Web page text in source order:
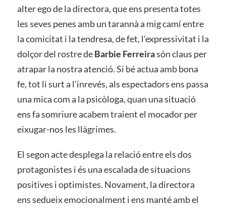
alter ego de la directora, que ens presenta totes
les seves penes amb un tarannà a mig camí entre
la comicitat i la tendresa, de fet, l’expressivitat i la
dolçor del rostre deBarbie Ferreirasón claus per
atrapar la nostra atenció. Si bé actua amb bona
fe, tot li surt a l’inrevés, als espectadors ens passa
una mica com a la psicòloga, quan una situació
ens fa somriure acabem traient el mocador per
eixugar-nos les llàgrimes.
El segon acte desplega la relació entre els dos
protagonistes i és una escalada de situacions
positives i optimistes. Novament, la directora
ens sedueix emocionalment i ens manté amb el